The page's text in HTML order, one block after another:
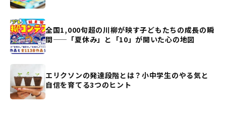
全国1,000句超の川柳が映す子どもたちの成長の瞬
間——「夏休み」と「10」が開いた心の地図
エリクソンの発達段階とは？小中学生のやる気と
自信を育てる3つのヒント